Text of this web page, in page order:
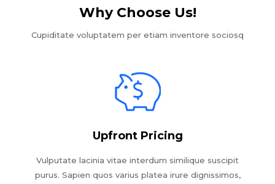
Why Choose Us!​
Cupiditate voluptatem per etiam inventore sociosq
Upfront Pricing
Vulputate lacinia vitae interdum similique suscipit
purus. Sapien quos varius platea irure dignissimos,